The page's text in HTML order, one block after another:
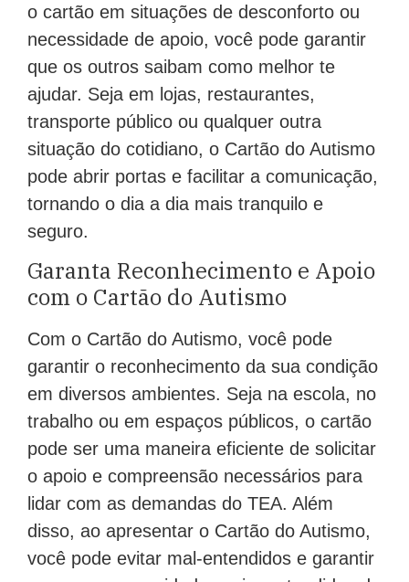
o cartão em situações de desconforto ou
necessidade de apoio, você pode garantir
que os outros saibam como melhor te
ajudar. Seja em lojas, restaurantes,
transporte público ou qualquer outra
situação do cotidiano, o Cartão do Autismo
pode abrir portas e facilitar a comunicação,
tornando o dia a dia mais tranquilo e
seguro.
Garanta Reconhecimento e Apoio
com o Cartão do Autismo
Com o Cartão do Autismo, você pode
garantir o reconhecimento da sua condição
em diversos ambientes. Seja na escola, no
trabalho ou em espaços públicos, o cartão
pode ser uma maneira eficiente de solicitar
o apoio e compreensão necessários para
lidar com as demandas do TEA. Além
disso, ao apresentar o Cartão do Autismo,
você pode evitar mal-entendidos e garantir